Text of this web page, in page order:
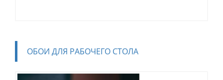
ОБОИ ДЛЯ РАБОЧЕГО СТОЛА